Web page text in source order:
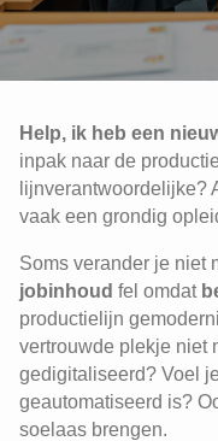
Help, ik heb een
inpak naar de
lijnverantwoordelijke?
vaak een grondig
Soms verander je niet
jobinhoud fel omdat
productielijn
vertrouwde plekje niet
gedigitaliseerd? Voel
geautomatiseerd is?
soelaas brengen.